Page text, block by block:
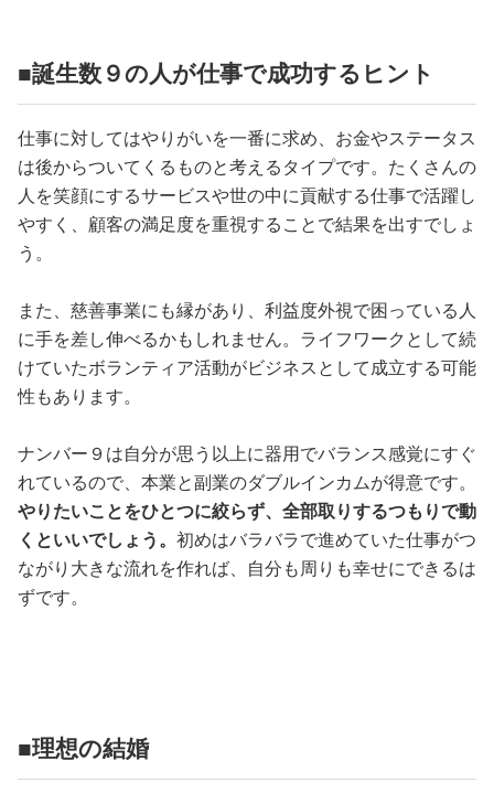
■誕生数９の人が仕事で成功するヒント
仕事に対してはやりがいを一番に求め、お金やステータス
は後からついてくるものと考えるタイプです。たくさんの
人を笑顔にするサービスや世の中に貢献する仕事で活躍し
やすく、顧客の満足度を重視することで結果を出すでしょ
う。
また、慈善事業にも縁があり、利益度外視で困っている人
に手を差し伸べるかもしれません。ライフワークとして続
けていたボランティア活動がビジネスとして成立する可能
性もあります。
ナンバー９は自分が思う以上に器用でバランス感覚にすぐ
れているので、本業と副業のダブルインカムが得意です。
やりたいことをひとつに絞らず、全部取りするつもりで動
くといいでしょう。 初めはバラバラで進めていた仕事がつ
ながり大きな流れを作れば、自分も周りも幸せにできるは
ずです。
■理想の結婚